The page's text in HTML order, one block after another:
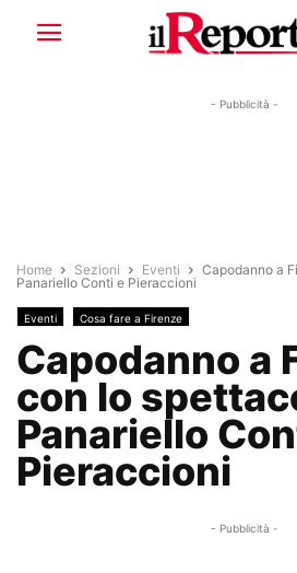
- Pubblicità -
Home Sezioni Eventi
Capodanno a
Panariello Conti e Pieraccioni
Eventi Cosa fare a Firenze
Capodanno a
con lo
Panariello
Pieraccioni
- Pubblicità -